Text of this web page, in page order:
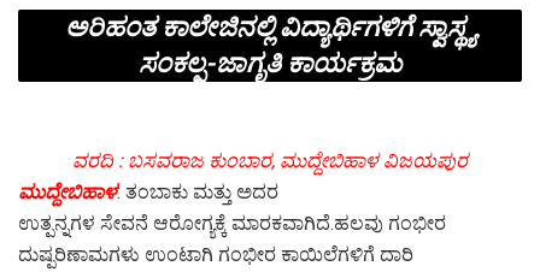
ಅರಿಹಂತ ಕಾಲೇಜಿನಲ್ಲಿ ವಿದ್ಯಾರ್ಥಿಗಳಿಗೆ ಸ್ವಾಸ್ಥ್ಯ
ಸಂಕಲ್ಪ-ಜಾಗೃತಿ ಕಾರ್ಯಕ್ರಮ
ವರದಿ : ಬಸವರಾಜ ಕುಂಬಾರ, ಮುದ್ದೇಬಿಹಾಳ ವಿಜಯಪುರ
ಮುದ್ದೇಬಿಹಾಳ: ತಂಬಾಕು ಮತ್ತು ಅದರ
ಉತ್ಪನ್ನಗಳ ಸೇವನೆ ಆರೋಗ್ಯಕ್ಕೆ ಮಾರಕವಾಗಿದೆ.ಹಲವು ಗಂಭೀರ
ದುಷ್ಪರಿಣಾಮಗಳು ಉಂಟಾಗಿ ಗಂಭೀರ ಕಾಯಿಲೆಗಳಿಗೆ ದಾರಿ